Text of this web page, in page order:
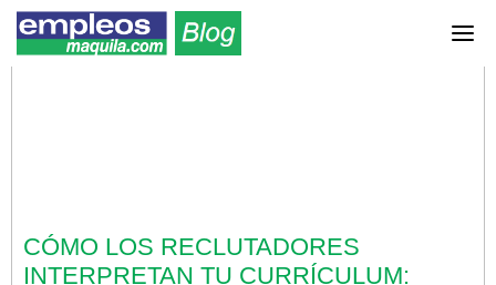
CÓMO LOS RECLUTADORES
INTERPRETAN TU CURRÍCULUM: